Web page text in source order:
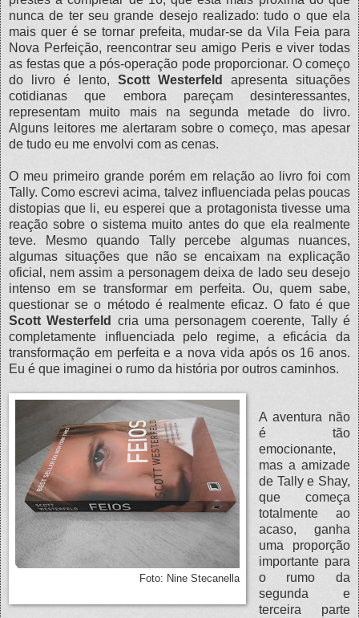
nunca de ter seu grande desejo realizado: tudo o que ela
mais quer é se tornar prefeita, mudar-se da Vila Feia para
Nova Perfeição, reencontrar seu amigo Peris e viver todas
as festas que a pós-operação pode proporcionar. O começo
do livro é lento, Scott Westerfeld
apresenta situações
cotidianas que embora pareçam desinteressantes,
representam muito mais na segunda metade do livro.
Alguns leitores me alertaram sobre o começo, mas apesar
de tudo eu me envolvi com as cenas.
O meu primeiro grande porém em relação ao livro foi com
Tally. Como escrevi acima, talvez influenciada pelas poucas
distopias que li, eu esperei que a protagonista tivesse uma
reação sobre o sistema muito antes do que ela realmente
teve. Mesmo quando Tally percebe algumas nuances,
algumas situações que não se encaixam na explicação
oficial, nem assim a personagem deixa de lado seu desejo
intenso em se transformar em perfeita. Ou, quem sabe,
questionar se o método é realmente eficaz. O fato é que
Scott Westerfeld
cria uma personagem coerente, Tally é
completamente influenciada pelo regime, a eficácia da
transformação em perfeita e a nova vida após os 16 anos.
Eu é que imaginei o rumo da história por outros caminhos.
Foto: Nine Stecanella
A aventura não
é tão
emocionante,
mas a amizade
de Tally e Shay,
que começa
totalmente ao
acaso, ganha
uma proporção
importante para
o rumo da
segunda e
terceira parte